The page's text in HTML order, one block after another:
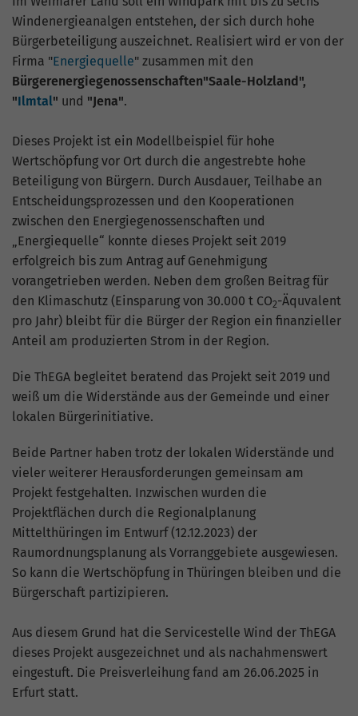
Windenergieanalgen entstehen, der sich durch hohe
Bürgerbeteiligung auszeichnet. Realisiert wird er von der
Firma "Energiequelle" zusammen mit den
Bürgerenergiegenossenschaften"Saale-Holzland",
"Ilmtal" und "Jena".
Dieses Projekt ist ein Modellbeispiel für hohe
Wertschöpfung vor Ort durch die angestrebte hohe
Beteiligung von Bürgern. Durch Ausdauer, Teilhabe an
Entscheidungsprozessen und den Kooperationen
zwischen den Energiegenossenschaften und
„Energiequelle“ konnte dieses Projekt seit 2019
erfolgreich bis zum Antrag auf Genehmigung
vorangetrieben werden. Neben dem großen Beitrag für
den Klimaschutz (Einsparung von 30.000 t CO2-Äquvalent
pro Jahr) bleibt für die Bürger der Region ein finanzieller
Anteil am produzierten Strom in der Region.
Die ThEGA begleitet beratend das Projekt seit 2019 und
weiß um die Widerstände aus der Gemeinde und einer
lokalen Bürgerinitiative.
Beide Partner haben trotz der lokalen Widerstände und
vieler weiterer Herausforderungen gemeinsam am
Projekt festgehalten. Inzwischen wurden die
Projektflächen durch die Regionalplanung
Mittelthüringen im Entwurf (12.12.2023) der
Raumordnungsplanung als Vorranggebiete ausgewiesen.
So kann die Wertschöpfung in Thüringen bleiben und die
Bürgerschaft partizipieren.
Aus diesem Grund hat die Servicestelle Wind der ThEGA
dieses Projekt ausgezeichnet und als nachahmenswert
eingestuft. Die Preisverleihung fand am 26.06.2025 in
Erfurt statt.
aufgezeichnete Datenmenge zu
begrenzen.